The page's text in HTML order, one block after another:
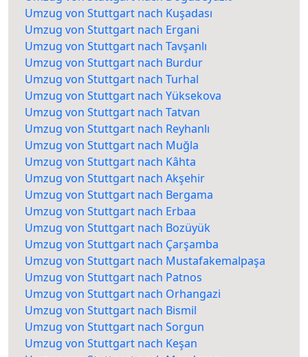
Umzug von Stuttgart nach Kuşadası
Umzug von Stuttgart nach Ergani
Umzug von Stuttgart nach Tavşanlı
Umzug von Stuttgart nach Burdur
Umzug von Stuttgart nach Turhal
Umzug von Stuttgart nach Yüksekova
Umzug von Stuttgart nach Tatvan
Umzug von Stuttgart nach Reyhanlı
Umzug von Stuttgart nach Muğla
Umzug von Stuttgart nach Kâhta
Umzug von Stuttgart nach Akşehir
Umzug von Stuttgart nach Bergama
Umzug von Stuttgart nach Erbaa
Umzug von Stuttgart nach Bozüyük
Umzug von Stuttgart nach Çarşamba
Umzug von Stuttgart nach Mustafakemalpaşa
Umzug von Stuttgart nach Patnos
Umzug von Stuttgart nach Orhangazi
Umzug von Stuttgart nach Bismil
Umzug von Stuttgart nach Sorgun
Umzug von Stuttgart nach Keşan